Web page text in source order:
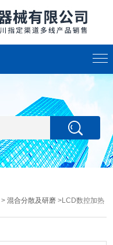
>混合分散及研磨 >LCD数控加热